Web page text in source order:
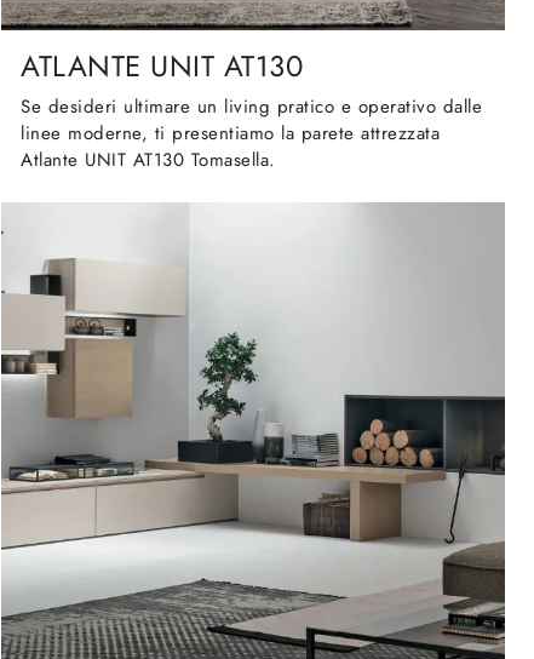
ATLANTE UNIT AT130
Se desideri ultimare un living pratico e operativo dalle
linee moderne, ti presentiamo la parete attrezzata
Atlante UNIT AT130 Tomasella.